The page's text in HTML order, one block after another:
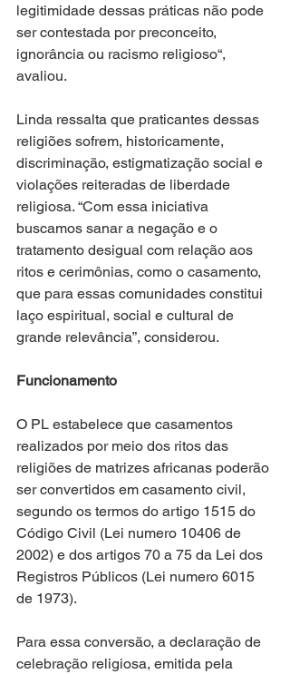
legitimidade dessas práticas não pode
ser contestada por preconceito,
ignorância ou racismo religioso“,
avaliou.
Linda ressalta que praticantes dessas
religiões sofrem, historicamente,
discriminação, estigmatização social e
violações reiteradas de liberdade
religiosa. “Com essa iniciativa
buscamos sanar a negação e o
tratamento desigual com relação aos
ritos e cerimônias, como o casamento,
que para essas comunidades constitui
laço espiritual, social e cultural de
grande relevância”, considerou.
Funcionamento
O PL estabelece que casamentos
realizados por meio dos ritos das
religiões de matrizes africanas poderão
ser convertidos em casamento civil,
segundo os termos do artigo 1515 do
Código Civil (Lei numero 10406 de
2002) e dos artigos 70 a 75 da Lei dos
Registros Públicos (Lei numero 6015
de 1973).
Para essa conversão, a declaração de
celebração religiosa, emitida pela